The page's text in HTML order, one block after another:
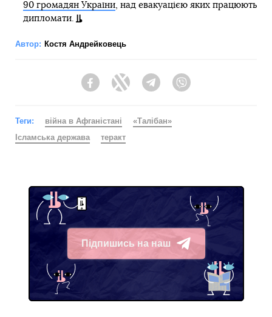
90 громадян України, над евакуацією яких працюють
дипломати.
Автор: Костя Андрейковець
FacebookTwitter Telegram
Теги: війна в Афганістані
«Талібан»
Ісламська держава
теракт
Підпишись на наш
Telegram